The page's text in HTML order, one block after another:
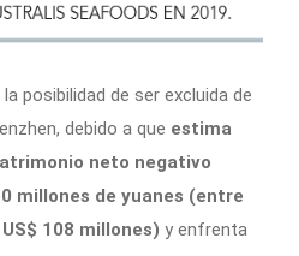
posibilidad de ser excluida de
debido a que estima
neto negativo
millones de yuanes (entre
108 millones) y enfrenta